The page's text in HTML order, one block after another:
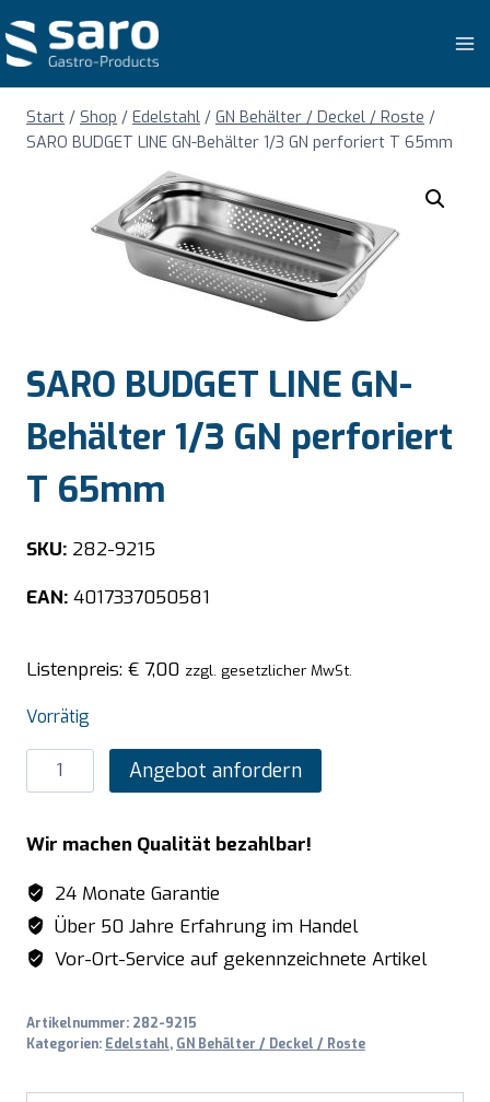
Inhalt
springen
Start / Shop / Edelstahl / GN Behälter / Deckel / Roste /
SARO BUDGET LINE GN-Behälter 1/3 GN perforiert T 65mm
SARO BUDGET LINE GN-
Behälter 1/3 GN perforiert
T 65mm
SKU: 282-9215
EAN: 4017337050581
Listenpreis: € 7,00 zzgl. gesetzlicher MwSt.
Vorrätig
SARO
BUDGET
GN-
Behälter
1/3
GN
perforiert
65mm
Menge
Angebot anfordern
Wir machen Qualität bezahlbar!
24 Monate Garantie
Über 50 Jahre Erfahrung im Handel
Vor-Ort-Service auf gekennzeichnete Artikel
Artikelnummer: 282-9215
Kategorien: Edelstahl, GN Behälter / Deckel / Roste